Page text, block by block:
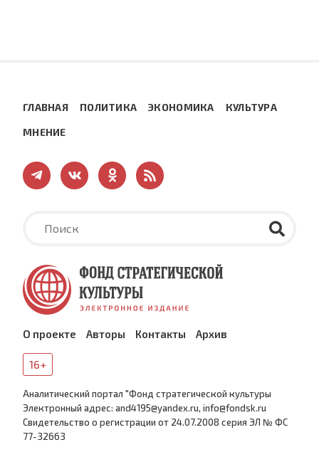
ГЛАВНАЯ ПОЛИТИКА ЭКОНОМИКА КУЛЬТУРА
МНЕНИЕ
О проекте Авторы Контакты Архив
16+
Аналитический портал "Фонд стратегической культуры
Электронный адрес: and4195@yandex.ru, info@fondsk.ru
Cвидетельство о регистрации от 24.07.2008 серия ЭЛ № ФС
77-32663